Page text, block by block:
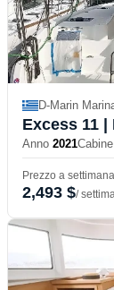
D-Marin
Excess 11 |
Anno 2021Cabine
Prezzo a settimana
2,493 $/